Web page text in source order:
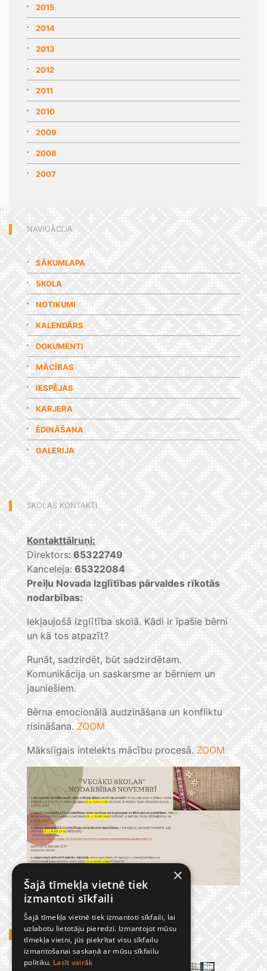
2015
2014
2013
2012
2011
2010
2009
2008
2007
NAVIGĀCIJA
SĀKUMLAPA
SKOLA
NOTIKUMI
KALENDĀRS
DOKUMENTI
MĀCĪBAS
IESPĒJAS
KARJERA
ĒDINĀŠANA
GALERIJA
SKOLAS KONTAKTI
Kontakttālruņi:
Direktors: 65322749
Kanceleja: 65322084
Preiļu Novada Izglītības pārvaldes rīkotās
nodarbības:
Iekļaujošā izglītība skolā. Kādi ir īpašie bērni
un kā tos atpazīt?
Runāt, sadzirdēt, būt sadzirdētam.
Komunikācija un saskarsme ar bērniem un
jauniešiem.
Bērna emocionālā audzināšana un konfliktu
risināšana. ZOOM
Mākslīgais intelekts mācību procesā. ZOOM
GADĪJUMBILDES
×
Šajā tīmekļa vietnē tiek
izmantoti sīkfaili
Šajā tīmekļa vietnē tiek izmantoti sīkfaili, lai
uzlabotu lietotāju pieredzi. Izmantojot mūsu
tīmekļa vietni, jūs piekrītat visu sīkfailu
izmantošanai saskaņā ar mūsu sīkfailu
politiku. Lasīt vairāk